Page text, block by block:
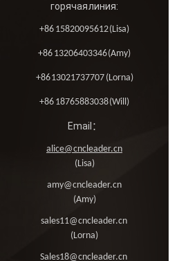
горячая линия:
+86 15820095612 (Lisa)
+86 13206403346 (Amy)
+86 13021737707 (Lorna)
+86 18765883038 (Will)
Email：
alice@cncleader.cn
(Lisa)
amy@cncleader.cn
(Amy)
sales11@cncleader.cn
(Lorna)
Sales18@cncleader.cn